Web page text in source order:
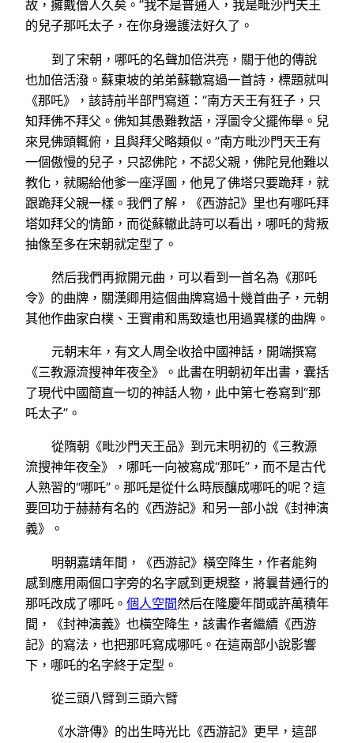
故，擁戴僧人久矣。”我不是普通人，我是毗沙門天王
的兒子那吒太子，在你身邊護法好久了。
到了宋朝，哪吒的名聲加倍洪亮，關于他的傳說
也加倍活潑。蘇東坡的弟弟蘇轍寫過一首詩，標題就叫
《那吒》，該詩前半部門寫道：“南方天王有狂子，只
知拜佛不拜父。佛知其愚難教語，浮圖令父擺佈舉。兒
來見佛頭輒俯，且與拜父略類似。”南方毗沙門天王有
一個傲慢的兒子，只認佛陀，不認父親，佛陀見他難以
教化，就賜給他爹一座浮圖，他見了佛塔只要跪拜，就
跟跪拜父親一樣。我們了解，《西游記》里也有哪吒拜
塔如拜父的情節，而從蘇轍此詩可以看出，哪吒的背叛
抽像至多在宋朝就定型了。
然后我們再掀開元曲，可以看到一首名為《那吒
令》的曲牌，關漢卿用這個曲牌寫過十幾首曲子，元朝
其他作曲家白樸、王實甫和馬致遠也用過異樣的曲牌。
元朝末年，有文人周全收拾中國神話，開端撰寫
《三教源流搜神年夜全》。此書在明朝初年出書，囊括
了現代中國簡直一切的神話人物，此中第七卷寫到“那
吒太子”。
從隋朝《毗沙門天王品》到元末明初的《三教源
流搜神年夜全》，哪吒一向被寫成“那吒”，而不是古代
人熟習的“哪吒”。那吒是從什么時辰釀成哪吒的呢？這
要回功于赫赫有名的《西游記》和另一部小說《封神演
義》。
明朝嘉靖年間，《西游記》橫空降生，作者能夠
感到應用兩個口字旁的名字感到更規整，將曩昔通行的
那吒改成了哪吒。 個人空間然后在隆慶年間或許萬積年
間，《封神演義》也橫空降生，該書作者繼續《西游
記》的寫法，也把那吒寫成哪吒。在這兩部小說影響
下，哪吒的名字終于定型。
從三頭八臂到三頭六臂
《水滸傳》的出生時光比《西游記》更早，這部